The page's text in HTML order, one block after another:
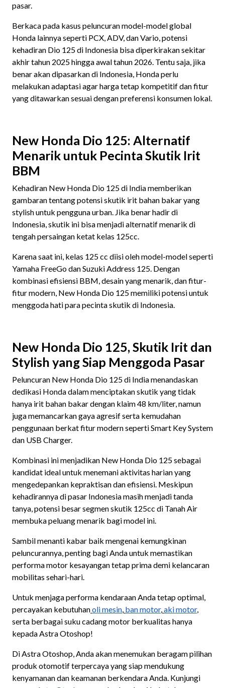
pasar.
Berkaca pada kasus peluncuran model-model global
Honda lainnya seperti PCX, ADV, dan Vario, potensi
kehadiran Dio 125 di Indonesia bisa diperkirakan sekitar
akhir tahun 2025 hingga awal tahun 2026. Tentu saja, jika
benar akan dipasarkan di Indonesia, Honda perlu
melakukan adaptasi agar harga tetap kompetitif dan fitur
yang ditawarkan sesuai dengan preferensi konsumen lokal.
New Honda Dio 125: Alternatif
Menarik untuk Pecinta Skutik Irit
BBM
Kehadiran New Honda Dio 125 di India memberikan
gambaran tentang potensi skutik irit bahan bakar yang
stylish untuk pengguna urban. Jika benar hadir di
Indonesia, skutik ini bisa menjadi alternatif menarik di
tengah persaingan ketat kelas 125cc.
Karena saat ini, kelas 125 cc diisi oleh model-model seperti
Yamaha FreeGo dan Suzuki Address 125. Dengan
kombinasi efisiensi BBM, desain yang menarik, dan fitur-
fitur modern, New Honda Dio 125 memiliki potensi untuk
menggoda hati para pecinta skutik di Indonesia.
New Honda Dio 125, Skutik Irit dan
Stylish yang Siap Menggoda Pasar
Peluncuran New Honda Dio 125 di India menandaskan
dedikasi Honda dalam menciptakan skutik yang tidak
hanya irit bahan bakar dengan klaim 48 km/liter, namun
juga memancarkan gaya agresif serta kemudahan
penggunaan berkat fitur modern seperti Smart Key System
dan USB Charger.
Kombinasi ini menjadikan New Honda Dio 125 sebagai
kandidat ideal untuk menemani aktivitas harian yang
mengedepankan kepraktisan dan efisiensi. Meskipun
kehadirannya di pasar Indonesia masih menjadi tanda
tanya, potensi besar segmen skutik 125cc di Tanah Air
membuka peluang menarik bagi model ini.
Sambil menanti kabar baik mengenai kemungkinan
peluncurannya, penting bagi Anda untuk memastikan
performa motor kesayangan tetap prima demi kelancaran
mobilitas sehari-hari.
Untuk menjaga performa kendaraan Anda tetap optimal,
percayakan kebutuhanoli mesin, ban motor,aki motor,
serta berbagai suku cadang motor berkualitas hanya
kepada Astra Otoshop!
Di Astra Otoshop, Anda akan menemukan beragam pilihan
produk otomotif terpercaya yang siap mendukung
kenyamanan dan keamanan berkendara Anda. Kunjungi